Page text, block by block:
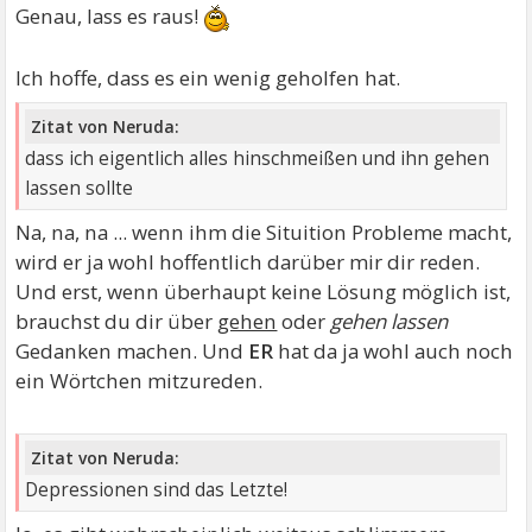
Genau, lass es raus!
Ich hoffe, dass es ein wenig geholfen hat.
Zitat von Neruda:
dass ich eigentlich alles hinschmeißen und ihn gehen
lassen sollte
Na, na, na ... wenn ihm die Situition Probleme macht,
wird er ja wohl hoffentlich darüber mir dir reden.
Und erst, wenn überhaupt keine Lösung möglich ist,
brauchst du dir über gehen oder gehen lassen
Gedanken machen. Und ER hat da ja wohl auch noch
ein Wörtchen mitzureden.
Zitat von Neruda:
Depressionen sind das Letzte!